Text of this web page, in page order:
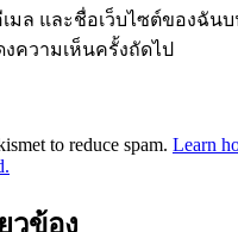
มล และชื่อเว็บไซต์ของฉันบ
ความเห็นครั้งถัดไป
to reduce spam. Learn
วข้อง